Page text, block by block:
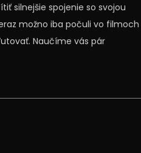
silnejšie spojenie so svojou
možno iba počuli vo filmoch
Naučíme vás pár